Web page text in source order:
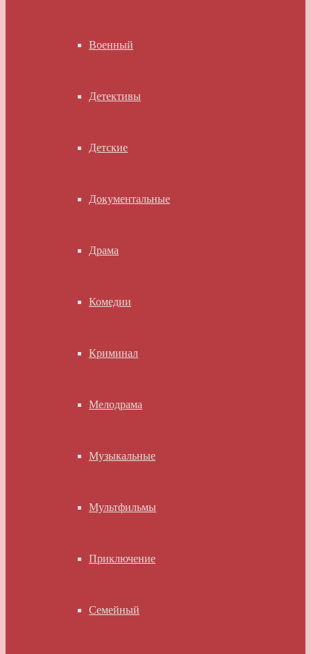
Военный
Детективы
Детские
Документальные
Драма
Комедии
Криминал
Мелодрама
Музыкальные
Мультфильмы
Приключение
Семейный